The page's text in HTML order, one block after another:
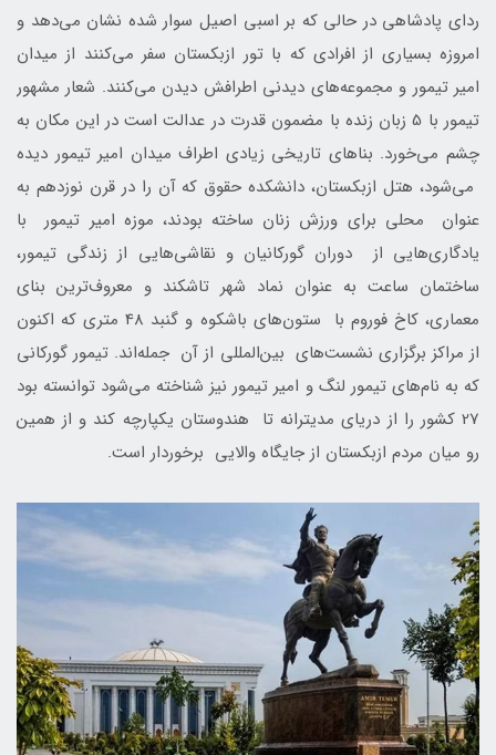
ردای پادشاهی در حالی که بر اسبی اصیل سوار شده نشان می‌دهد و
امروزه بسیاری از افرادی که با تور ازبکستان سفر می‌کنند از میدان
امیر تیمور و مجموعه‌های دیدنی اطرافش دیدن می‌کنند. شعار مشهور
تیمور با 5 زبان زنده با مضمون قدرت در عدالت است در این مکان به
چشم می‌خورد. بناهای تاریخی زیادی اطراف میدان امیر تیمور دیده
می‌شود، هتل ازبکستان، دانشکده حقوق که آن را در قرن نوزدهم به
عنوان محلی برای ورزش زنان ساخته بودند، موزه امیر تیمور با
یادگاری‌هایی از دوران گورکانیان و نقاشی‌هایی از زندگی تیمور،
ساختمان ساعت به عنوان نماد شهر تاشکند و معروف‌ترین بنای
معماری، کاخ فوروم با ستون‌های باشکوه و گنبد 48 متری که اکنون
از مراکز برگزاری نشست‌های بین‌المللی از آن جمله‌اند. تیمور گورکانی
که به نام‌های تیمور لنگ و امیر تیمور نیز شناخته می‌شود توانسته بود
27 کشور را از دریای مدیترانه تا هندوستان یکپارچه کند و از همین
رو میان مردم ازبکستان از جایگاه والایی برخوردار است.